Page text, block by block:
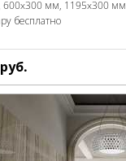
600x300 мм 1195x300 мм
бесплатно
руб.